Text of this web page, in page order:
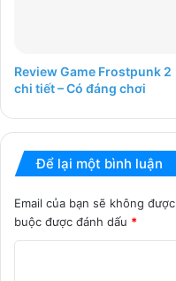
Review Game Frostpunk 2
chi tiết – Có đáng chơi
Để lại một bình luận
Email của bạn sẽ không
buộc được đánh dấu *